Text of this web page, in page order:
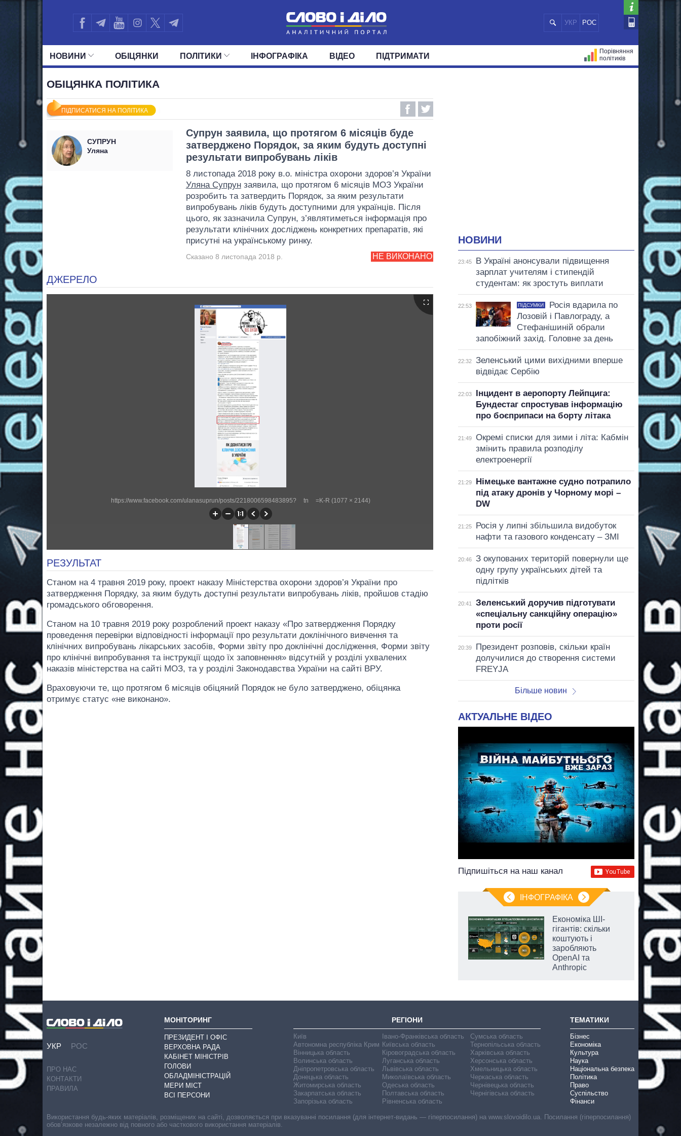
УКР РОС
НОВИНИ
СВІТ
ОБIЦЯНКИ ПОЛIТИКИ
ОКРУГИ
ІНФОГРАФІКА ВІДЕО ПІДТРИМАТИ
Порівняння
політиків
ОБІЦЯНКА ПОЛІТИКА
ПІДПИСАТИСЯ НА ПОЛІТИКА
СУПРУН
Уляна
Супрун заявила, що протягом 6 місяців буде
затверджено Порядок, за яким будуть доступні
результати випробувань ліків
8 листопада 2018 року в.о. міністра охорони здоров’я України
Уляна Супрунзаявила, що протягом 6 місяців МОЗ України
розробить та затвердить Порядок, за яким результати
випробувань ліків будуть доступними для українців. Після
цього, як зазначила Супрун, з’являтиметься інформація про
результати клінічних досліджень конкретних препаратів, які
присутні на українському ринку.
НЕ ВИКОНАНО
Сказано 8 листопада 2018 р.
ДЖЕРЕЛО
https://www.facebook.com/ulanasuprun/posts/2218006598483895?__tn__=K-R (1077 × 2144)
РЕЗУЛЬТАТ
Станом на 4 травня 2019 року, проект наказу Міністерства охорони здоров’я України про
затвердження Порядку, за яким будуть доступні результати випробувань ліків, пройшов стадію
громадського обговорення.
Станом на 10 травня 2019 року розроблений проект наказу «Про затвердження Порядку
проведення перевірки відповідності інформації про результати доклінічного вивчення та
клінічних випробувань лікарських засобів, Форми звіту про доклінічні дослідження, Форми звіту
про клінічні випробування та інструкції щодо їх заповнення» відсутній у розділі ухвалених
наказів міністерства на сайті МОЗ, та у розділі Законодавства України на сайті ВРУ.
Враховуючи те, що протягом 6 місяців обіцяний Порядок не було затверджено, обіцянка
отримує статус «не виконано».
НОВИНИ
23:45
В Україні анонсували підвищення
зарплат учителям і стипендій
студентам: як зростуть виплати
22:53 ПІДСУМКИ
Росія вдарила по
Лозовій і Павлограду, а
Стефанішиній обрали
запобіжний захід. Головне за день
22:32
Зеленський цими вихідними вперше
відвідає Сербію
22:03
Інцидент в аеропорту Лейпцига:
Бундестаг спростував інформацію
про боєприпаси на борту літака
21:49
Окремі списки для зими і літа: Кабмін
змінить правила розподілу
електроенергії
21:29
Німецьке вантажне судно потрапило
під атаку дронів у Чорному морі –
DW
21:25
Росія у липні збільшила видобуток
нафти та газового конденсату – ЗМІ
20:46
З окупованих територій повернули ще
одну групу українських дітей та
підлітків
20:41
Зеленський доручив підготувати
«спеціальну санкційну операцію»
проти росії
20:39
Президент розповів, скільки країн
долучилися до створення системи
FREYJA
Більше новин
АКТУАЛЬНЕ ВІДЕО
Підпишіться на наш канал
ІНФОГРАФІКА
Економіка ШІ-
гігантів: скільки
коштують і
заробляють
OpenAI та
Anthropic
УКР РОС
ПРО НАС
КОНТАКТИ
ПРАВИЛА
МОНІТОРИНГ
ПРЕЗИДЕНТ І ОФІС
ВЕРХОВНА РАДА
КАБІНЕТ МІНІСТРІВ
ГОЛОВИ
ОБЛАДМІНІСТРАЦІЙ
МЕРИ МІСТ
ВСІ ПЕРСОНИ
РЕГІОНИ
Київ
Автономна республіка Крим
Вінницька область
Волинська область
Дніпропетровська область
Донецька область
Житомирська область
Закарпатська область
Запорізька область
Івано-Франківська область
Київська область
Кіровоградська область
Луганська область
Львівська область
Миколаївська область
Одеська область
Полтавська область
Рівненська область
Сумська область
Тернопільська область
Харківська область
Херсонська область
Хмельницька область
Черкаська область
Чернівецька область
Чернігівська область
ТЕМАТИКИ
Бізнес
Економіка
Культура
Наука
Національна безпека
Політика
Право
Суспільство
Фінанси
Використання будь-яких матеріалів, розміщених на сайті, дозволяється при вказуванні посилання (для інтернет-видань — гіперпосилання) на www.slovoidilo.ua. Посилання (гіперпосилання)
обов’язкове незалежно від повного або часткового використання матеріалів.